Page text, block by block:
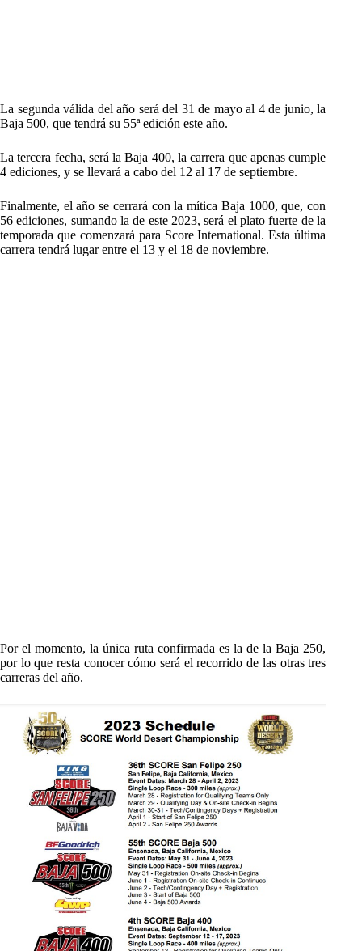
La segunda válida del año será del 31 de mayo al 4 de junio, la
Baja 500, que tendrá su 55ª edición este año.
La tercera fecha, será la Baja 400, la carrera que apenas cumple
4 ediciones, y se llevará a cabo del 12 al 17 de septiembre.
Finalmente, el año se cerrará con la mítica Baja 1000, que, con
56 ediciones, sumando la de este 2023, será el plato fuerte de la
temporada que comenzará para Score International. Esta última
carrera tendrá lugar entre el 13 y el 18 de noviembre.
Por el momento, la única ruta confirmada es la de la Baja 250,
por lo que resta conocer cómo será el recorrido de las otras tres
carreras del año.